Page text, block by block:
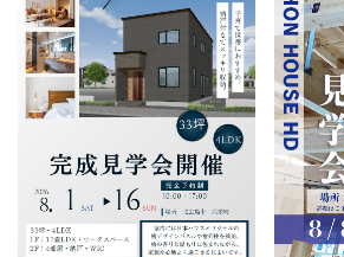
感謝訪問・長期保証
直営工事
1メーターモジュール
冷暖房標準装備
24時間対応コールセンター
理想の木材「檜」
平屋の家
外観・インテリア集
暮らし方提案
選ばれる理由
リフォームの流れ
介護保険利用で快適リフォーム
賃貸併用住宅のメリット
安心のサポートシステム
展示場案内
分譲住宅・土地
分譲マンション
分譲マンション トップ
ワザックとは
会社情報